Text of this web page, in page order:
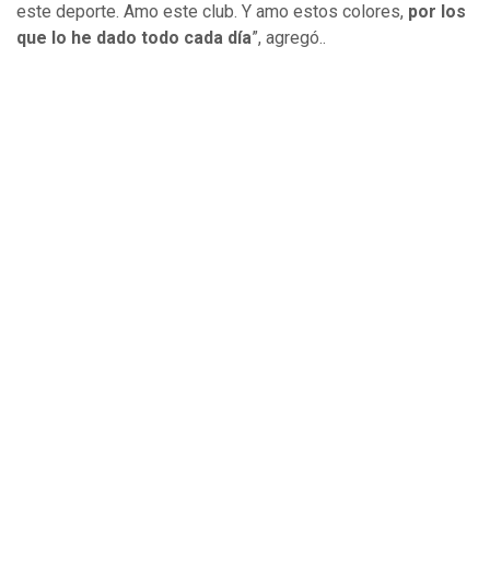
este deporte. Amo este club. Y amo estos colores, por los
que lo he dado todo cada día”, agregó..